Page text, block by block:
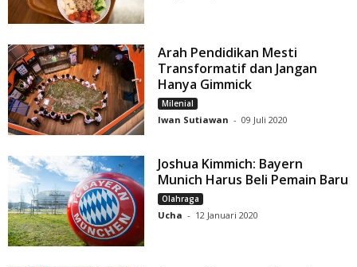
Arah Pendidikan Mesti
Transformatif dan Jangan
Hanya Gimmick
Milenial
Iwan Sutiawan - 09 Juli 2020
Joshua Kimmich: Bayern
Munich Harus Beli Pemain Baru
Olahraga
Ucha - 12 Januari 2020